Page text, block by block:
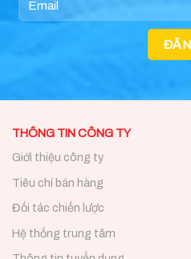
THÔNG TIN CÔNG TY
Giới thiệu công ty
Tiêu chí bán hàng
Đối tác chiến lược
Hệ thống trung tâm